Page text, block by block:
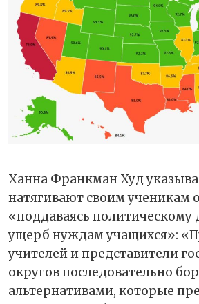
Ханна Франкман Худ
натягивают своим ученикам
«поддаваясь политическому
ущерб нуждам учащихся»:
учителей и представители
округов последовательно
альтернативами, которые